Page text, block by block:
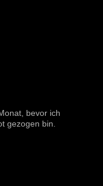
bevor ich
gezogen bin.